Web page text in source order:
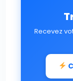
Recevez